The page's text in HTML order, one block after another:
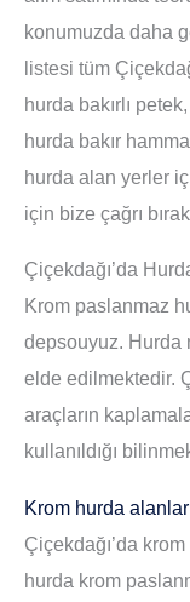
konumuzda daha
listesi tüm
hurda bakırlı
hurda bakır
hurda alan yerler
için bize çağrı
Çiçekdağı’da
Krom paslanmaz
depsouyuz. Hurda
elde edilmektedir.
araçların
kullanıldığı
Krom hurda alanlar
Çiçekdağı’da
hurda krom